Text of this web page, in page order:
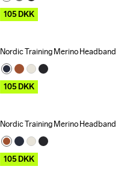
105DKK
Outlet
Nordic Training Merino Headband
105DKK
Outlet
Nordic Training Merino Headband
105DKK